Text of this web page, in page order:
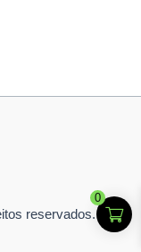
reservados.
0